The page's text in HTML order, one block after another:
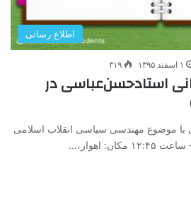
اطلاع رسانی
۱ اسفند ۱۳۹۵ ۳۱۹
سخنرانی استاد‌حسن‌عباسی در
موضوع مهندسی سیاسی انقلاب اسلامی